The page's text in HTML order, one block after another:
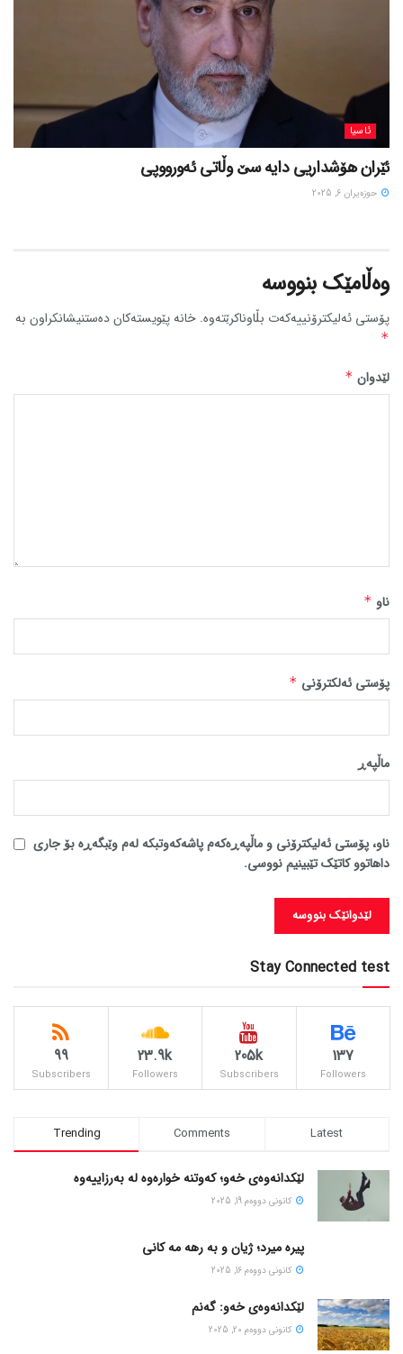
ئاسیا
ئێران هۆشداریی دایە سێ وڵاتی ئەورووپی
حوزه‌یران 6, 2025
وەڵامێک بنووسە
پۆستی ئەلیکترۆنییەکەت بڵاوناکرێتەوە. خانە پێویستەکان دەستنیشانکراون بە
*
لێدوان *
ناو *
پۆستی ئەلکترۆنی *
ماڵپه‌ڕ
ناو، پۆستی ئەلیکترۆنی و ماڵپەڕەکەم پاشەکەوتبکە لەم وێبگەڕە بۆ جاری
داهاتوو کاتێک تێبینیم نووسی.
Stay Connected test
137
Followers
205k
Subscribers
23.9k
Followers
99
Subscribers
Trending Comments Latest
لێکدانەوەی خەو؛ کەوتنە خوارەوە لە بەرزاییەوە
كانونی دووه‌م 19, 2025
پیره میرد؛ ژیان و به رهه مه کانی
كانونی دووه‌م 16, 2025
لێکدانەوەی خەو: گەنم
كانونی دووه‌م 20, 2025